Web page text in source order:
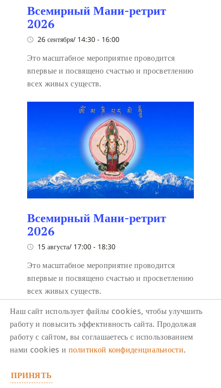
Всемирный Мани-ретрит
2026
26 сентября/ 14:30 - 16:00
Это масштабное мероприятие проводится
впервые и посвящено счастью и просветлению
всех живых существ.
Всемирный Мани-ретрит
2026
15 августа/ 17:00 - 18:30
Это масштабное мероприятие проводится
впервые и посвящено счастью и просветлению
всех живых существ.
Наш сайт использует файлы cookies, чтобы улучшить
работу и повысить эффективность сайта. Продолжая
работу с сайтом, вы соглашаетесь с использованием
нами cookies и политикой конфиденциальности.
ПРИНЯТЬ